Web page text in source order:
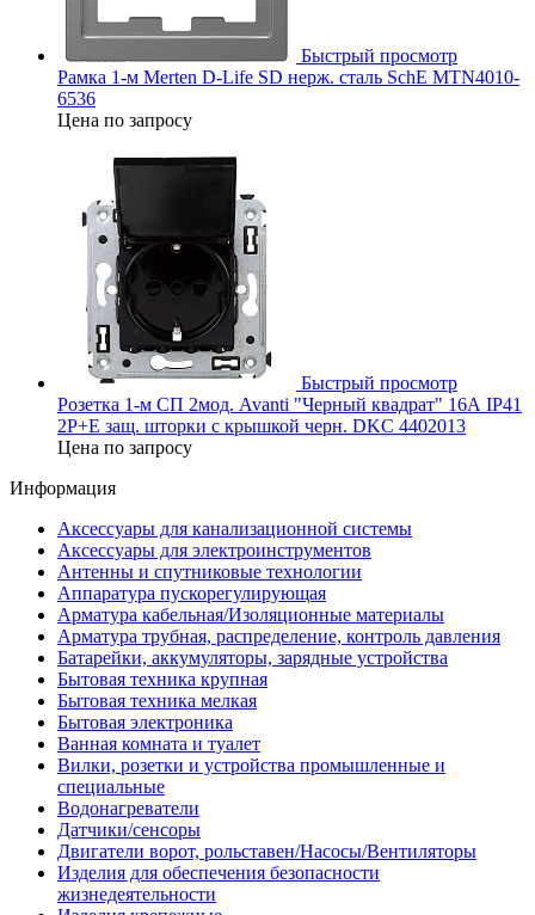
Быстрый просмотр
Рамка 1-м Merten D-Life SD нерж. сталь SchE MTN4010-
6536
Цена по запросу
Быстрый просмотр
Розетка 1-м СП 2мод. Avanti "Черный квадрат" 16А IP41
2P+E защ. шторки с крышкой черн. DKC 4402013
Цена по запросу
Информация
Аксессуары для канализационной системы
Аксессуары для электроинструментов
Антенны и спутниковые технологии
Аппаратура пускорегулирующая
Арматура кабельная/Изоляционные материалы
Арматура трубная, распределение, контроль давления
Батарейки, аккумуляторы, зарядные устройства
Бытовая техника крупная
Бытовая техника мелкая
Бытовая электроника
Ванная комната и туалет
Вилки, розетки и устройства промышленные и
специальные
Водонагреватели
Датчики/сенсоры
Двигатели ворот, рольставен/Насосы/Вентиляторы
Изделия для обеспечения безопасности
жизнедеятельности